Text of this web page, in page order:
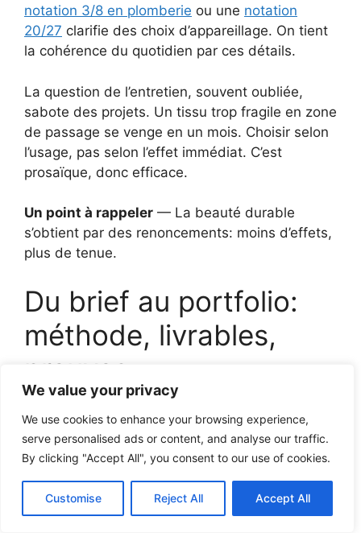
We value your privacy
We use cookies to enhance your browsing experience,
serve personalised ads or content, and analyse our traffic.
By clicking "Accept All", you consent to our use of cookies.
Customise Reject All Accept All
notation 3/8 en plomberie ou une notation
20/27 clarifie des choix d’appareillage. On tient
la cohérence du quotidien par ces détails.
La question de l’entretien, souvent oubliée,
sabote des projets. Un tissu trop fragile en zone
de passage se venge en un mois. Choisir selon
l’usage, pas selon l’effet immédiat. C’est
prosaïque, donc efficace.
Un point à rappeler — La beauté durable
s’obtient par des renoncements: moins d’effets,
plus de tenue.
Du brief au portfolio:
méthode, livrables,
preuves
Un portfolio n’est pas une galerie. C’est un
dossier d’enquête: problème, contraintes,
itérations, décision. Trois projets bien
floues. Le process fait foi. Sans la preuve, les
mots coûtent cher.